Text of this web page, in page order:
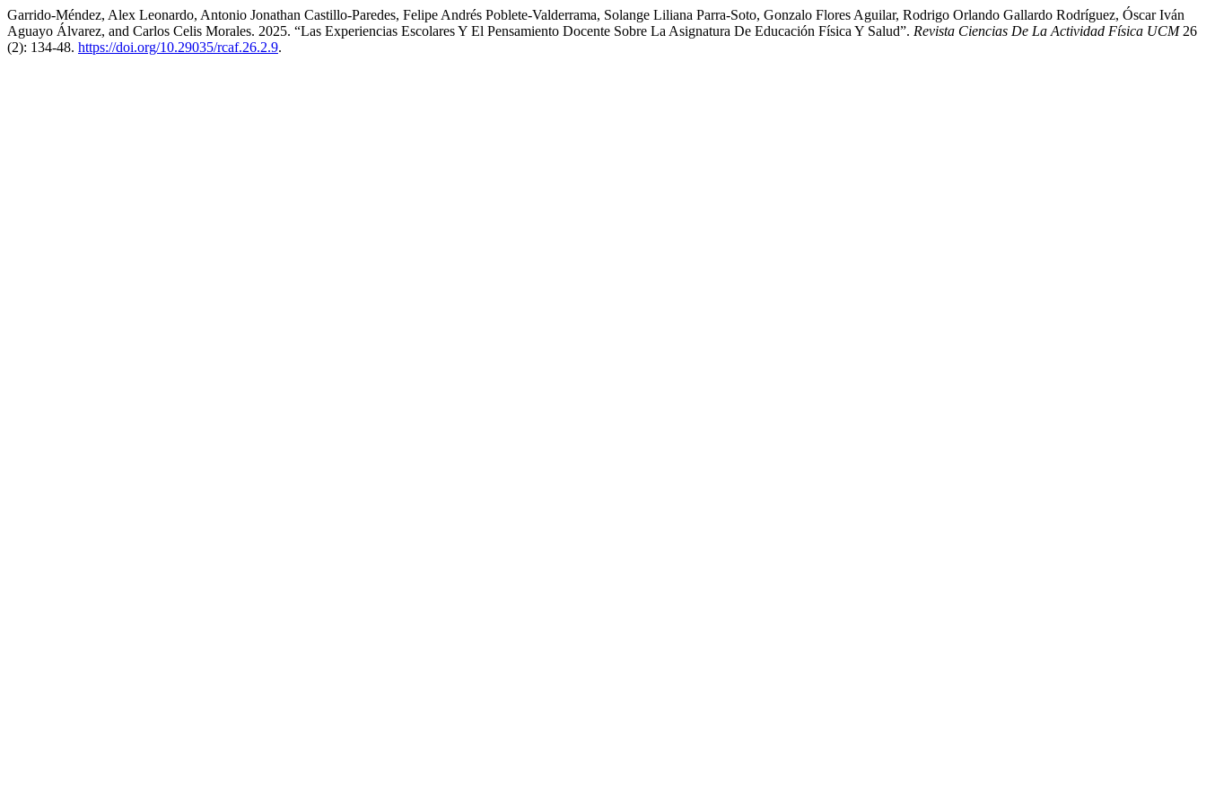
Garrido-Méndez, Alex Leonardo, Antonio Jonathan Castillo-Paredes, Felipe Andrés Poblete-Valderrama, Solange Liliana Parra-Soto, Gonzalo Flores Aguilar, Rodrigo Orlando Gallardo Rodríguez, Óscar Iván
Aguayo Álvarez, and Carlos Celis Morales. 2025. “Las Experiencias Escolares Y El Pensamiento Docente Sobre La Asignatura De Educación Física Y Salud”. Revista Ciencias De La Actividad Física UCM26
(2): 134-48. https://doi.org/10.29035/rcaf.26.2.9.